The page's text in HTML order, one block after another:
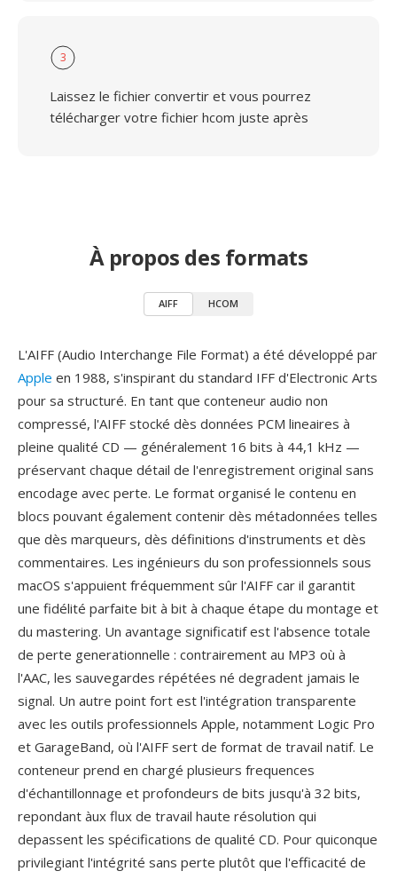
3
Laissez le fichier convertir et vous pourrez
télécharger votre fichier hcom juste après
À propos des formats
AIFF HCOM
L'AIFF (Audio Interchange File Format) a été développé par
Apple en 1988, s'inspirant du standard IFF d'Electronic Arts
pour sa structuré. En tant que conteneur audio non
compressé, l'AIFF stocké dès données PCM lineaires à
pleine qualité CD — généralement 16 bits à 44,1 kHz —
préservant chaque détail de l'enregistrement original sans
encodage avec perte. Le format organisé le contenu en
blocs pouvant également contenir dès métadonnées telles
que dès marqueurs, dès définitions d'instruments et dès
commentaires. Les ingénieurs du son professionnels sous
macOS s'appuient fréquemment sûr l'AIFF car il garantit
une fidélité parfaite bit à bit à chaque étape du montage et
du mastering. Un avantage significatif est l'absence totale
de perte generationnelle : contrairement au MP3 où à
l'AAC, les sauvegardes répétées né degradent jamais le
signal. Un autre point fort est l'intégration transparente
avec les outils professionnels Apple, notamment Logic Pro
et GarageBand, où l'AIFF sert de format de travail natif. Le
conteneur prend en chargé plusieurs frequences
d'échantillonnage et profondeurs de bits jusqu'à 32 bits,
repondant àux flux de travail haute résolution qui
depassent les spécifications de qualité CD. Pour quiconque
privilegiant l'intégrité sans perte plutôt que l'efficacité de